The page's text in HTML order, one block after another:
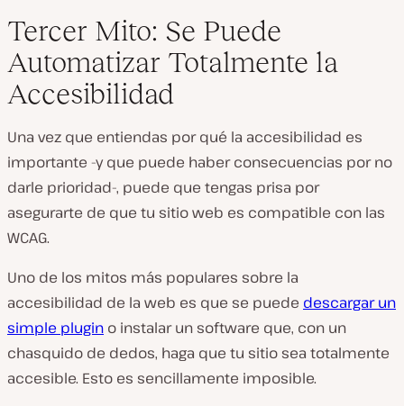
Tercer Mito: Se Puede
Automatizar Totalmente la
Accesibilidad
Una vez que entiendas por qué la accesibilidad es
importante -y que puede haber consecuencias por no
darle prioridad-, puede que tengas prisa por
asegurarte de que tu sitio web es compatible con las
WCAG.
Uno de los mitos más populares sobre la
accesibilidad de la web es que se puede descargar un
simple plugin o instalar un software que, con un
chasquido de dedos, haga que tu sitio sea totalmente
accesible. Esto es sencillamente imposible.